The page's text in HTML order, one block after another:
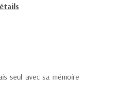
seul avec sa mémoire